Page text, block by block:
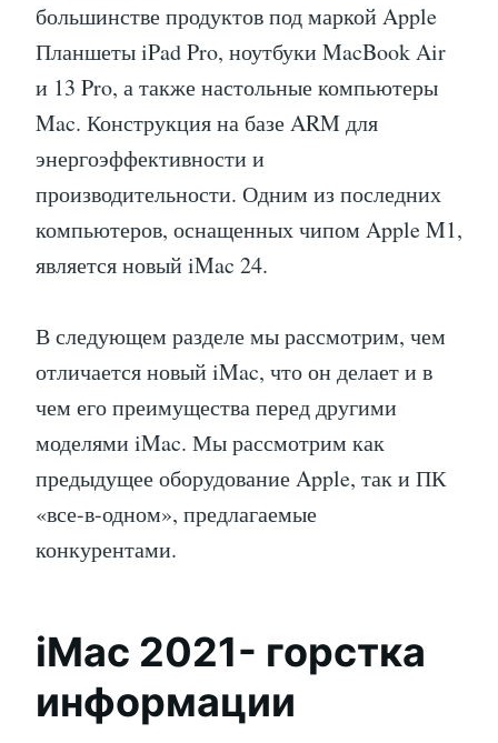
большинстве продуктов под маркой Apple
Планшеты iPad Pro, ноутбуки MacBook Air
и 13 Pro, а также настольные компьютеры
Mac. Конструкция на базе ARM для
энергоэффективности и
производительности. Одним из последних
компьютеров, оснащенных чипом Apple M1,
является новый iMac 24.
В следующем разделе мы рассмотрим, чем
отличается новый iMac, что он делает и в
чем его преимущества перед другими
моделями iMac. Мы рассмотрим как
предыдущее оборудование Apple, так и ПК
«все-в-одном», предлагаемые
конкурентами.
iMac 2021- горстка
информации